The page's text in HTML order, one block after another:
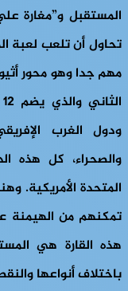
المستقبل و”مغارة
تحاول أن تلعب لعبة
مهم جدا وهو محور
ودول الغرب
والصحراء، كل هذه
المتحدة الأمريكية.
تمكنهم من الهيمنة
هذه القارة هي
باختلاف أنواعها